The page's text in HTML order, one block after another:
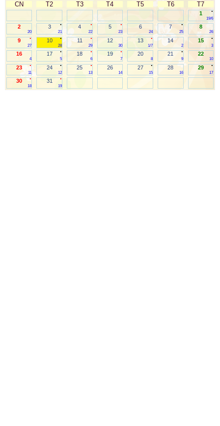
CN T2 T3 T4 T5 T6 T7
.
1
19/6
2
20
.
3
21
.
4
22
.
5
23
6
24
.
7
25
8
26
.
9
27
.
10
28
.
11
29
12
30
.
13
1/7
14
2
.
15
3
16
4
.
17
5
.
18
6
.
19
7
20
8
.
21
9
22
10
.
23
11
.
24
12
.
25
13
26
14
.
27
15
28
16
.
29
17
.
30
18
.
31
19